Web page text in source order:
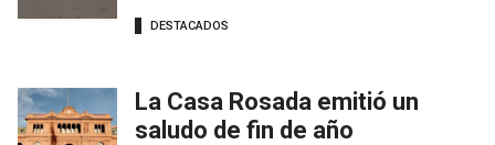
DESTACADOS
La Casa Rosada emitió un
saludo de fin de año